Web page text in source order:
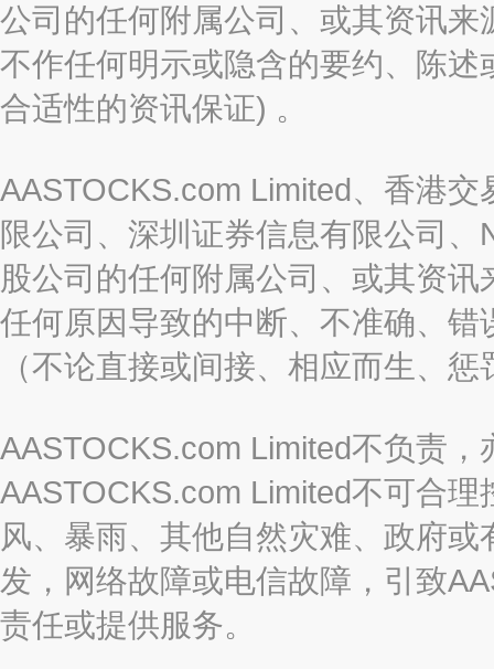
公司的任何附属公司、或其资讯
不作任何明示或隐含的要约、陈
合适性的资讯保证) 。
AASTOCKS.com Limited、香港
限公司、深圳证券信息有限公司
股公司的任何附属公司、或其资
任何原因导致的中断、不准确、
（不论直接或间接、相应而生、
AASTOCKS.com Limited不负责
AASTOCKS.com Limited不可合
风、暴雨、其他自然灾难、政府
发，网络故障或电信故障，引致
责任或提供服务。